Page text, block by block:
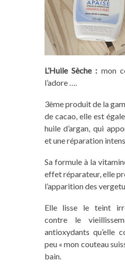
L’Huile Sèche : mon
l’adore ….
3èmeproduit de la
de cacao, elle est
huile d’argan, qui
et une réparation
Sa formule à la
effet réparateur, elle
l’apparition des
Elle lisse le teint
contre le
antioxydants qu’elle
peu « mon couteau
bain.